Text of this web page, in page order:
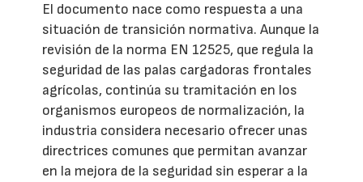
El documento nace como respuesta a una
situación de transición normativa. Aunque la
revisión de la norma EN 12525, que regula la
seguridad de las palas cargadoras frontales
agrícolas, continúa su tramitación en los
organismos europeos de normalización, la
industria considera necesario ofrecer unas
directrices comunes que permitan avanzar
en la mejora de la seguridad sin esperar a la